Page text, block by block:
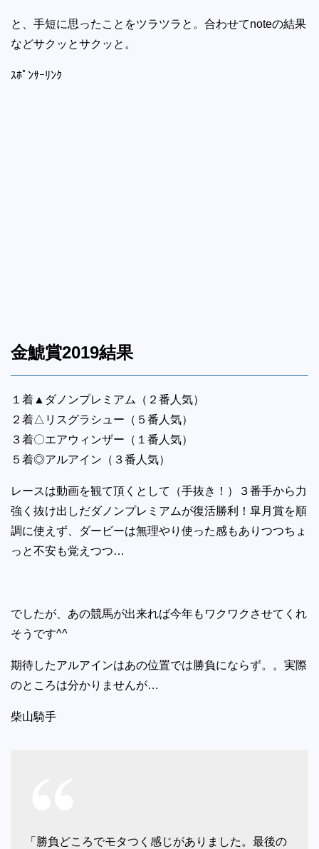
と、手短に思ったことをツラツラと。合わせてnoteの結果
などサクッとサクッと。
ｽﾎﾟﾝｻｰﾘﾝｸ
金鯱賞2019結果
１着▲ダノンプレミアム（２番人気）
２着△リスグラシュー（５番人気）
３着〇エアウィンザー（１番人気）
５着◎アルアイン（３番人気）
レースは動画を観て頂くとして（手抜き！）３番手から力
強く抜け出しだダノンプレミアムが復活勝利！皐月賞を順
調に使えず、ダービーは無理やり使った感もありつつちょ
っと不安も覚えつつ…
でしたが、あの競馬が出来れば今年もワクワクさせてくれ
そうです^^
期待したアルアインはあの位置では勝負にならず。。実際
のところは分かりませんが…
柴山騎手
「勝負どころでモタつく感じがありました。最後の